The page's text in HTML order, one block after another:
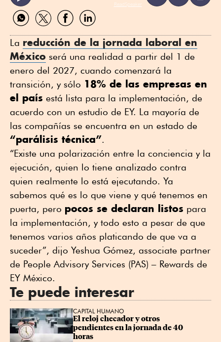
ReadSpeaker
Compartir
por
Compartir
por
Compartir
por
Compartir
por
La reducción de la jornada laboral en
México será una realidad a partir del 1 de
enero del 2027, cuando comenzará la
transición, y sólo 18% de las empresas en
el país está lista para la implementación, de
acuerdo con un estudio de EY. La mayoría de
las compañías se encuentra en un estado de
“parálisis técnica”.
“Existe una polarización entre la conciencia y la
ejecución, quien lo tiene analizado contra
quien realmente lo está ejecutando. Ya
sabemos qué es lo que viene y qué tenemos en
puerta, pero pocos se declaran listos para
la implementación, y todo esto a pesar de que
tenemos varios años platicando de que va a
suceder”, dijo Yeshua Gómez, associate partner
de People Advisory Services (PAS) – Rewards de
EY México.
Te puede interesar
CAPITAL HUMANO
El reloj checador y otros
pendientes en la jornada de 40
horas